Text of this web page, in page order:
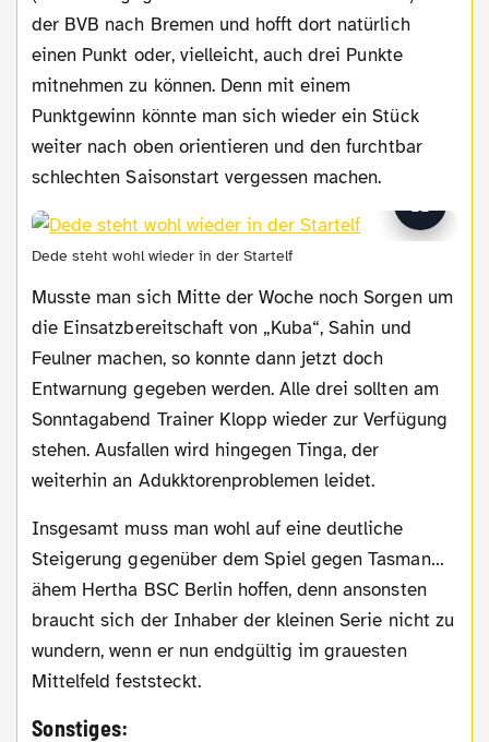
der BVB nach Bremen und hofft dort natürlich
einen Punkt oder, vielleicht, auch drei Punkte
mitnehmen zu können. Denn mit einem
Punktgewinn könnte man sich wieder ein Stück
weiter nach oben orientieren und den furchtbar
schlechten Saisonstart vergessen machen.
Dede steht wohl wieder in der Startelf
Musste man sich Mitte der Woche noch Sorgen um
die Einsatzbereitschaft von „Kuba“, Sahin und
Feulner machen, so konnte dann jetzt doch
Entwarnung gegeben werden. Alle drei sollten am
Sonntagabend Trainer Klopp wieder zur Verfügung
stehen. Ausfallen wird hingegen Tinga, der
weiterhin an Adukktorenproblemen leidet.
Insgesamt muss man wohl auf eine deutliche
Steigerung gegenüber dem Spiel gegen Tasman…
ähem Hertha BSC Berlin hoffen, denn ansonsten
braucht sich der Inhaber der kleinen Serie nicht zu
wundern, wenn er nun endgültig im grauesten
Mittelfeld feststeckt.
Sonstiges: